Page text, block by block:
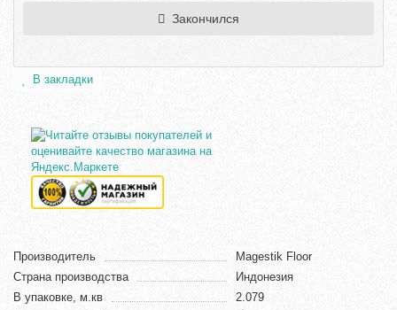
Закончился
В закладки
Производитель
Magestik Floor
Страна производства
Индонезия
В упаковке, м.кв
2.079